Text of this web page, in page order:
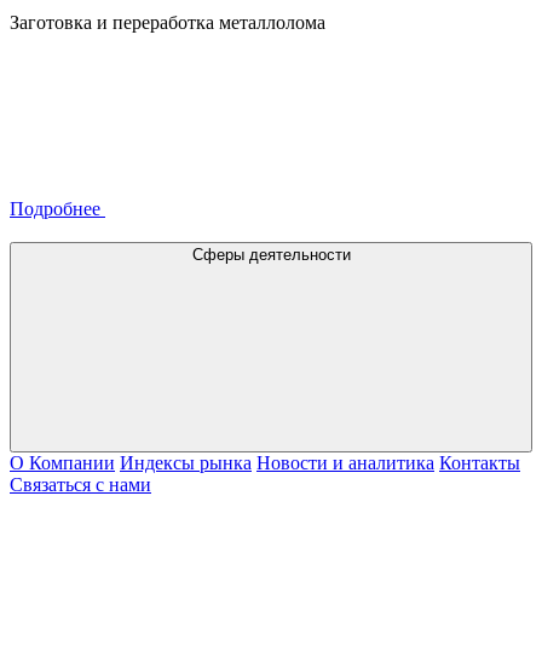
Заготовка и переработка металлолома
Подробнее
Сферы деятельности
О Компании Индексы рынка Новости и аналитика Контакты
Связаться с нами